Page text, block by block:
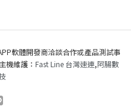
軟體開發商洽談合作或產品測試事
機維護： Fast Line 台灣速連,阿腸數